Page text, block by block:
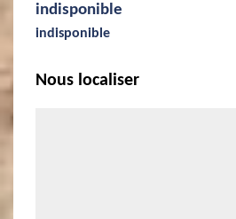
indisponible
indisponible
Nous localiser